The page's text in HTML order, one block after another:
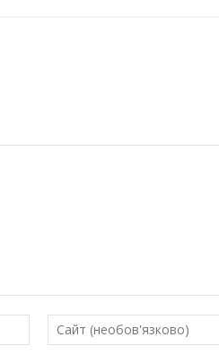
mail*